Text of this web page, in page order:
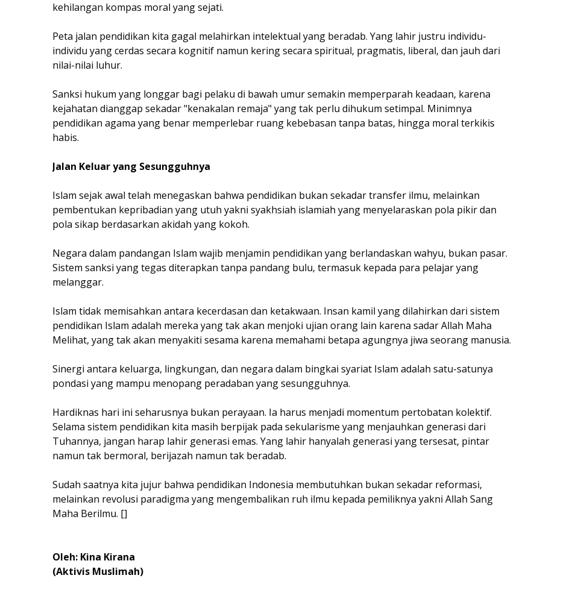
kehilangan kompas moral yang sejati.
Peta jalan pendidikan kita gagal melahirkan intelektual yang beradab. Yang lahir justru individu-
individu yang cerdas secara kognitif namun kering secara spiritual, pragmatis, liberal, dan jauh dari
nilai-nilai luhur.
Sanksi hukum yang longgar bagi pelaku di bawah umur semakin memperparah keadaan, karena
kejahatan dianggap sekadar "kenakalan remaja" yang tak perlu dihukum setimpal. Minimnya
pendidikan agama yang benar memperlebar ruang kebebasan tanpa batas, hingga moral terkikis
habis.
Jalan Keluar yang Sesungguhnya
Islam sejak awal telah menegaskan bahwa pendidikan bukan sekadar transfer ilmu, melainkan
pembentukan kepribadian yang utuh yakni syakhsiah islamiah yang menyelaraskan pola pikir dan
pola sikap berdasarkan akidah yang kokoh.
Negara dalam pandangan Islam wajib menjamin pendidikan yang berlandaskan wahyu, bukan pasar.
Sistem sanksi yang tegas diterapkan tanpa pandang bulu, termasuk kepada para pelajar yang
melanggar.
Islam tidak memisahkan antara kecerdasan dan ketakwaan. Insan kamil yang dilahirkan dari sistem
pendidikan Islam adalah mereka yang tak akan menjoki ujian orang lain karena sadar Allah Maha
Melihat, yang tak akan menyakiti sesama karena memahami betapa agungnya jiwa seorang manusia.
Sinergi antara keluarga, lingkungan, dan negara dalam bingkai syariat Islam adalah satu-satunya
pondasi yang mampu menopang peradaban yang sesungguhnya.
Hardiknas hari ini seharusnya bukan perayaan. Ia harus menjadi momentum pertobatan kolektif.
Selama sistem pendidikan kita masih berpijak pada sekularisme yang menjauhkan generasi dari
Tuhannya, jangan harap lahir generasi emas. Yang lahir hanyalah generasi yang tersesat, pintar
namun tak bermoral, berijazah namun tak beradab.
Sudah saatnya kita jujur bahwa pendidikan Indonesia membutuhkan bukan sekadar reformasi,
melainkan revolusi paradigma yang mengembalikan ruh ilmu kepada pemiliknya yakni Allah Sang
Maha Berilmu. []
Oleh: Kina Kirana
(Aktivis Muslimah)